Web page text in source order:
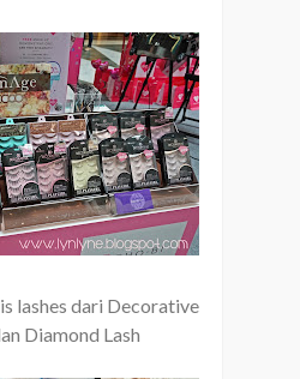
lashes dari Decorative
Diamond Lash